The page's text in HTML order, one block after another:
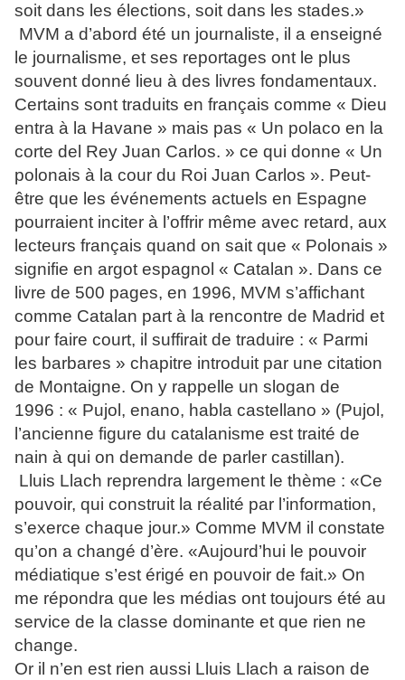
soit dans les élections, soit dans les stades.»
MVM a d’abord été un journaliste, il a enseigné
le journalisme, et ses reportages ont le plus
souvent donné lieu à des livres fondamentaux.
Certains sont traduits en français comme « Dieu
entra à la Havane » mais pas « Un polaco en la
corte del Rey Juan Carlos. » ce qui donne « Un
polonais à la cour du Roi Juan Carlos ». Peut-
être que les événements actuels en Espagne
pourraient inciter à l’offrir même avec retard, aux
lecteurs français quand on sait que « Polonais »
signifie en argot espagnol « Catalan ». Dans ce
livre de 500 pages, en 1996, MVM s’affichant
comme Catalan part à la rencontre de Madrid et
pour faire court, il suffirait de traduire : « Parmi
les barbares » chapitre introduit par une citation
de Montaigne. On y rappelle un slogan de
1996 : « Pujol, enano, habla castellano » (Pujol,
l’ancienne figure du catalanisme est traité de
nain à qui on demande de parler castillan).
Lluis Llach reprendra largement le thème : «Ce
pouvoir, qui construit la réalité par l’information,
s’exerce chaque jour.» Comme MVM il constate
qu’on a changé d’ère. «Aujourd’hui le pouvoir
médiatique s’est érigé en pouvoir de fait.» On
me répondra que les médias ont toujours été au
service de la classe dominante et que rien ne
change.
Or il n’en est rien aussi Lluis Llach a raison de